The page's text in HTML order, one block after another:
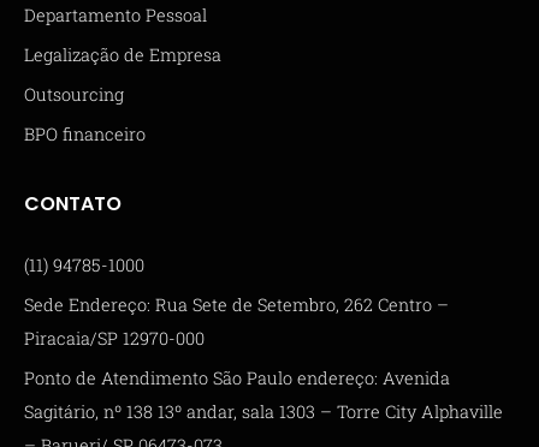
Departamento Pessoal
Legalização de Empresa
Outsourcing
BPO financeiro
CONTATO
(11) 94785-1000
Sede Endereço: Rua Sete de Setembro, 262 Centro –
Piracaia/SP 12970-000
Ponto de Atendimento São Paulo endereço: Avenida
Sagitário, nº 138 13º andar, sala 1303 – Torre City Alphaville